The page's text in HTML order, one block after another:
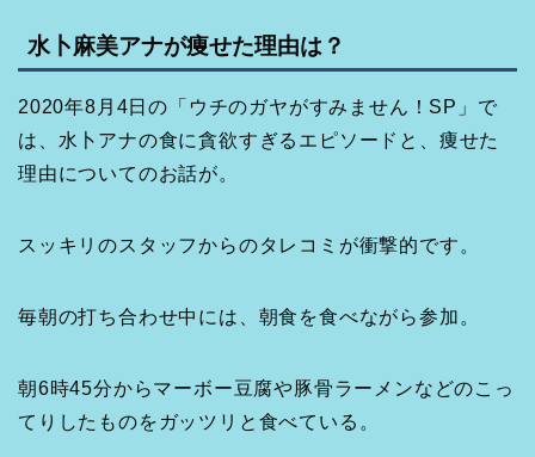
水卜麻美アナが痩せた理由は？
2020年8月4日の「ウチのガヤがすみません！SP」で
は、水卜アナの食に貪欲すぎるエピソードと、痩せた
理由についてのお話が。
スッキリのスタッフからのタレコミが衝撃的です。
毎朝の打ち合わせ中には、朝食を食べながら参加。
朝6時45分からマーボー豆腐や豚骨ラーメンなどのこっ
てりしたものをガッツリと食べている。